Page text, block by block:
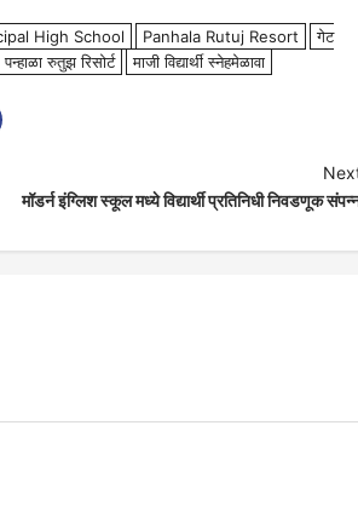
High School Panhala Rutuj Resort
गेट
पन्हाळा रुतुझ रिसोर्ट माजी विद्यार्थी स्नेहमेळावा
मॉडर्न इंग्लिश स्कूल मध्ये विद्यार्थी प्रतिनिधी निवडणूक